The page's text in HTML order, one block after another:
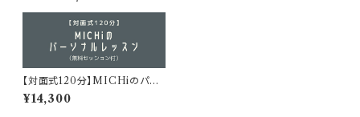
【対面式120分】MICHiのパー
ソナルレッスン(無料セッション
付)
¥14,300